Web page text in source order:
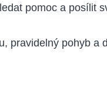
pomoc a posílit
pravidelný pohyb a